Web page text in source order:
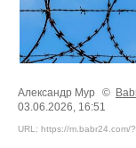
Александр Мур ©
03.06.2026, 16:51
URL: https://m.babr24.com/